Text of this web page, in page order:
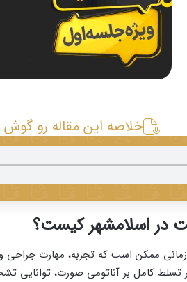
خلاصه این مقاله رو گوش
در اسلامشهر کیست؟
ممکن است که تجربه، مهارت جراحی
کامل بر آناتومی صورت، توانایی